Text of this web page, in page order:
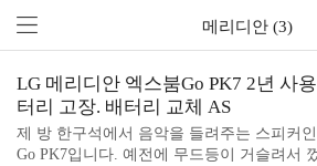
메리디안 (3)
LG 메리디안 엑스붐Go PK7 2년 사
터리 고장. 배터리 교체 AS
제 방 한구석에서 음악을 들려주는 스피커
Go PK7입니다. 예전에 무드등이 거슬려서